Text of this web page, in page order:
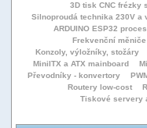
3D tisk CNC frézky
Silnoproudá technika 230V a
ARDUINO ESP32
Frekvenční
Konzoly, výložníky, stožáry
MiniITX a ATX mainboard
Převodníky - konvertory
Routery low-cost
Tiskové servery